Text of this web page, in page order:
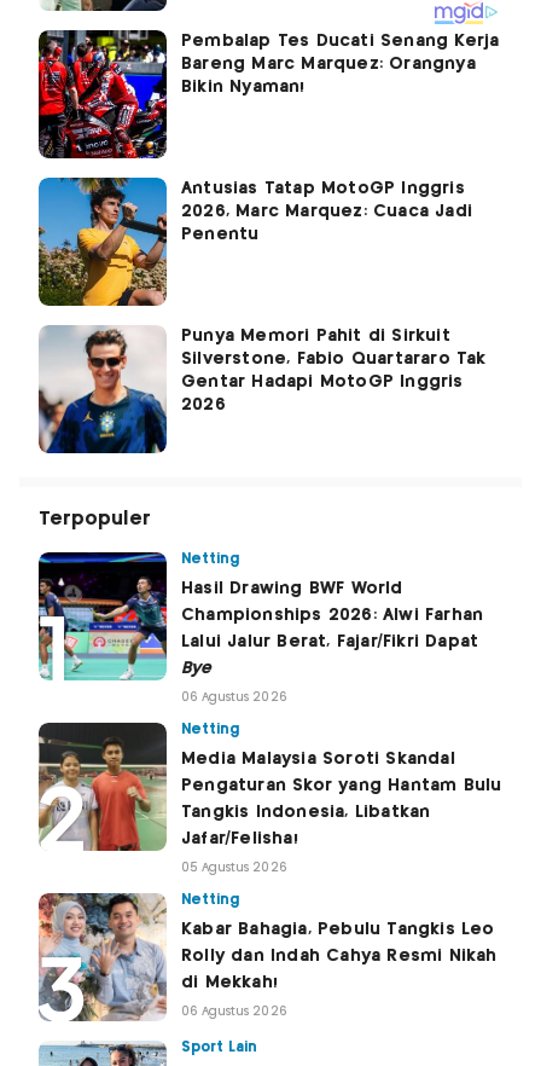
Pembalap Tes Ducati Senang Kerja
Bareng Marc Marquez: Orangnya
Bikin Nyaman!
Antusias Tatap MotoGP Inggris
2026, Marc Marquez: Cuaca Jadi
Penentu
Punya Memori Pahit di Sirkuit
Silverstone, Fabio Quartararo Tak
Gentar Hadapi MotoGP Inggris
2026
Terpopuler
Netting
Hasil Drawing BWF World
Championships 2026: Alwi Farhan
Lalui Jalur Berat, Fajar/Fikri Dapat
Bye
06 Agustus 2026
Netting
Media Malaysia Soroti Skandal
Pengaturan Skor yang Hantam Bulu
Tangkis Indonesia, Libatkan
Jafar/Felisha!
05 Agustus 2026
Netting
Kabar Bahagia, Pebulu Tangkis Leo
Rolly dan Indah Cahya Resmi Nikah
di Mekkah!
06 Agustus 2026
Sport Lain